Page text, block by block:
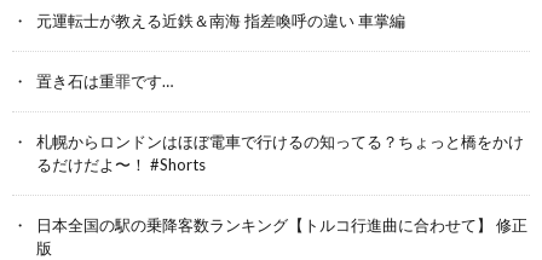
元運転士が教える近鉄＆南海 指差喚呼の違い 車掌編
置き石は重罪です…
札幌からロンドンはほぼ電車で行けるの知ってる？ちょっと橋をかけ
るだけだよ〜！ #Shorts
日本全国の駅の乗降客数ランキング【トルコ行進曲に合わせて】 修正
版